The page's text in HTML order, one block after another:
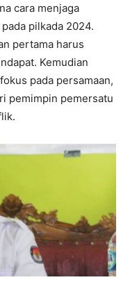
cara menjaga
pilkada 2024.
pertama harus
Kemudian
pada persamaan,
pemimpin pemersatu